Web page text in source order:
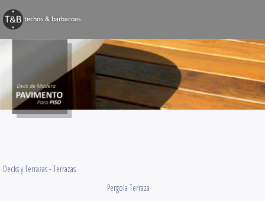
Decks y
Obras Varias
Contacto
Decks y Terrazas - Terrazas
Pergola Terraza